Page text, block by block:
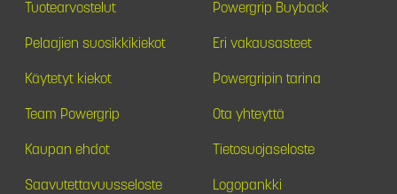
Tuotearvostelut Powergrip Buyback
Pelaajien suosikkikiekot Eri vakausasteet
Käytetyt kiekot Powergripin tarina
Team Powergrip Ota yhteyttä
Kaupan ehdot Tietosuojaseloste
Saavutettavuusseloste Logopankki